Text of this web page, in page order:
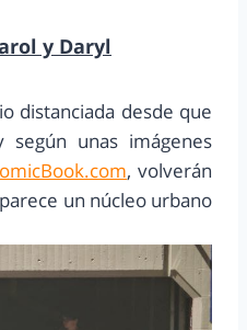
y Daryl
distanciada desde que
según unas imágenes
, volverán
un núcleo urbano